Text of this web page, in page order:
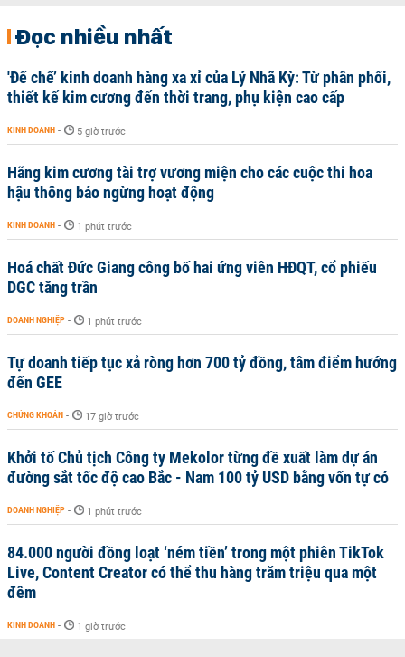
Đọc nhiều nhất
'Đế chế’ kinh doanh hàng xa xỉ của Lý Nhã Kỳ: Từ phân phối,
thiết kế kim cương đến thời trang, phụ kiện cao cấp
KINH DOANH - 5 giờ trước
Hãng kim cương tài trợ vương miện cho các cuộc thi hoa
hậu thông báo ngừng hoạt động
KINH DOANH - 1 phút trước
Hoá chất Đức Giang công bố hai ứng viên HĐQT, cổ phiếu
DGC tăng trần
DOANH NGHIỆP - 1 phút trước
Tự doanh tiếp tục xả ròng hơn 700 tỷ đồng, tâm điểm hướng
đến GEE
CHỨNG KHOÁN - 17 giờ trước
Khởi tố Chủ tịch Công ty Mekolor từng đề xuất làm dự án
đường sắt tốc độ cao Bắc - Nam 100 tỷ USD bằng vốn tự có
DOANH NGHIỆP - 1 phút trước
84.000 người đồng loạt ‘ném tiền’ trong một phiên TikTok
Live, Content Creator có thể thu hàng trăm triệu qua một
đêm
KINH DOANH - 1 giờ trước